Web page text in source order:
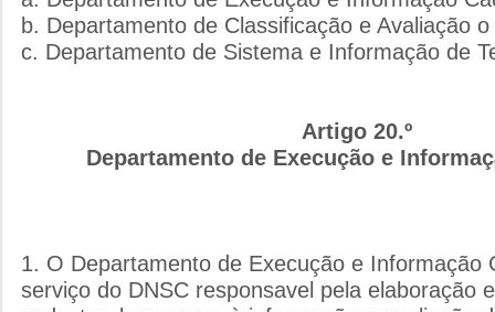
b. Departamento de Classificação e Avaliação
c. Departamento de Sistema e Informação de
Artigo 20.º
Departamento de Execução e
1. O Departamento de Execução e Informação
serviço do DNSC responsavel pela elaboração